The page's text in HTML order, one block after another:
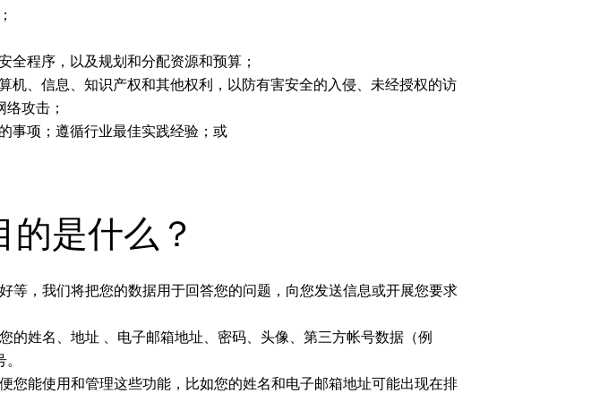
程序，以及规划和分配资源和预算；
、信息、知识产权和其他权利，以防有害安全的入侵、未经授权的访
攻击；
事项；遵循行业最佳实践经验；或
是什么？
，我们将把您的数据用于回答您的问题，向您发送信息或开展您要求
姓名、地址 、电子邮箱地址、密码、头像、第三方帐号数据（例
能使用和管理这些功能，比如您的姓名和电子邮箱地址可能出现在排